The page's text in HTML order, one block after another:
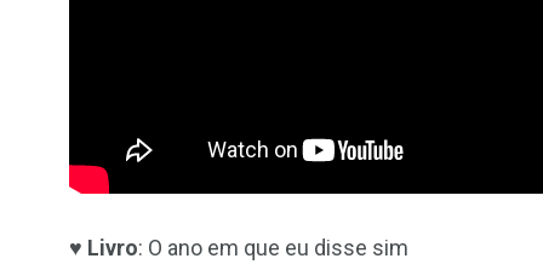
♥ Livro: O ano em que eu disse sim